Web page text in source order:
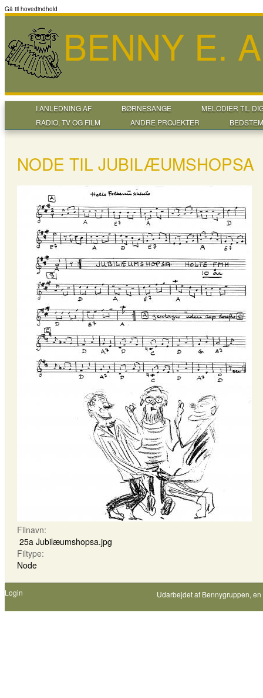
Gå til hovedindhold
BENNY E.
I ANLEDNING AF BØRNESANGE
MELODIER TIL
RADIO, TV OG FILM
ANDRE PROJEKTER
NODE TIL JUBILÆUMSHOPSA
Filnavn:
25a Jubilæumshopsa.jpg
Filtype:
Node
Login Udarbejdet af Bennygruppen,